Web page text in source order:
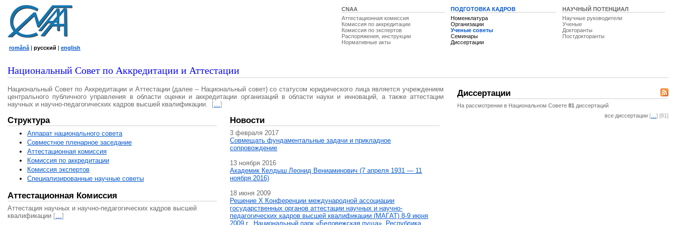
CNAA
Аттестационная комиссия
Комиссия по аккредитации
Комиссия по экспертов
Распоряжения, инструкции
Нормативные акты
ПОДГОТОВКА КАДРОВ
Номенклатура
Организации
Ученые советы
Семинары
Диссертации
НАУЧНЫЙ ПОТЕНЦИАЛ
Научные руководители
Ученые
Докторанты
Постдокторанты
română | русский | english
Национальный Совет по Аккредитации и Аттестации
Национальный Совет по Аккредитации и Аттестации (далее – Национальный совет) со статусом юридического лица является учреждением
центрального публичного управления в области оценки и аккредитации организаций в области науки и инноваций, а также аттестации
научных и научно-педагогических кадров высшей квалификации.
[…]
Структура
Аппарат национального совета
Совместное пленарное заседание
Аттестационная комисcия
Комиссия по аккредитации
Комиссия экспертов
Специализированные научные советы
Аттестационная Комиссия
Аттестация научных и научно-педагогических кадров высшей
квалификации […]
Новости
3 февраля 2017
Совмещать фундаментальные задачи и прикладное
сопровождение
13 ноября 2016
Академик Келдыш Леонид Вениаминович (7 апреля 1931 — 11
ноября 2016)
18 июня 2009
Решение X Конференции международной ассоциации
государственных органов аттестации научных и научно-
педагогических кадров высшей квалификации (МАГAT) 8-9 июня
2009 г., Национальный парк «Беловежская пуща», Республика
Диссертации
На рассмотрении в Национальном Совете 81 диссертаций
все диссертации [ ] [81]